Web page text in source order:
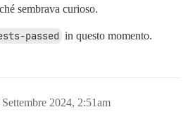
sembrava curioso.
passed in questo momento.
Settembre 2024, 2:51am